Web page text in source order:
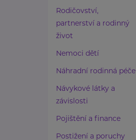
Rodičovství,
partnerství a rodinný
život
Nemoci dětí
Náhradní rodinná péče
Návykové látky a
závislosti
Pojištění a finance
Postižení a poruchy